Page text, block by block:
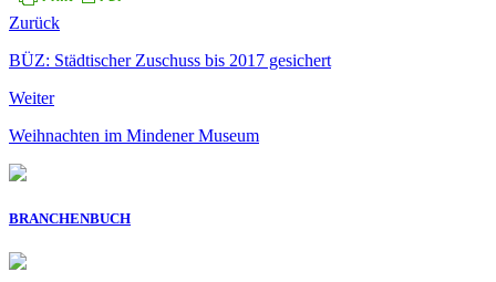
Zurück
BÜZ: Städtischer Zuschuss bis 2017 gesichert
Weiter
Weihnachten im Mindener Museum
BRANCHENBUCH